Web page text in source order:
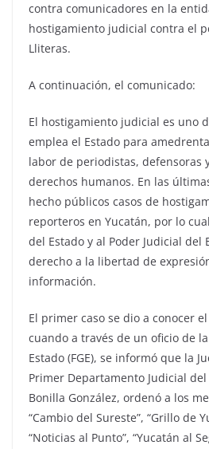
contra comunicadores en la
hostigamiento judicial contra el
Lliteras.
A continuación, el comunicado:
El hostigamiento judicial es uno
emplea el Estado para
labor de periodistas, defensoras
derechos humanos. En las
hecho públicos casos de
reporteros en Yucatán, por lo
del Estado y al Poder Judicial del
derecho a la libertad de
información.
El primer caso se dio a conocer
cuando a través de un oficio de
Estado (FGE), se informó que la
Primer Departamento Judicial
Bonilla González, ordenó a los
“Cambio del Sureste”, “Grillo de
“Noticias al Punto”, “Yucatán al